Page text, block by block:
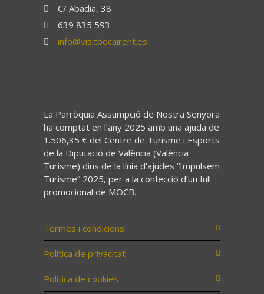
C/ Abadia, 38
639 835 593
info@visitbocairent.es
La Parròquia Assumpció de Nostra Senyora
ha comptat en l’any 2025 amb una ajuda de
1.506,35 € del Centre de Turisme i Esports
de la Diputació de València (València
Turisme) dins de la línia d’ajudes “Impulsem
Turisme” 2025, per a la confecció d’un full
promocional de MOCB.
Termes i condicions
Política de privacitat
Política de cookies